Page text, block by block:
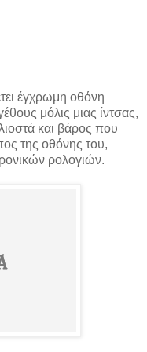
έγχρωμη οθόνη
μόλις μιας ίντσας,
και βάρος που
της οθόνης του,
ρολογιών.